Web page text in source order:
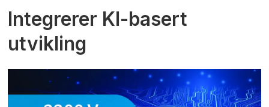
Integrerer KI-basert
utvikling